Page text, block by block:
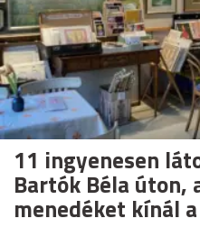
11 ingyenesen
Bartók Béla úton,
menedéket kínál